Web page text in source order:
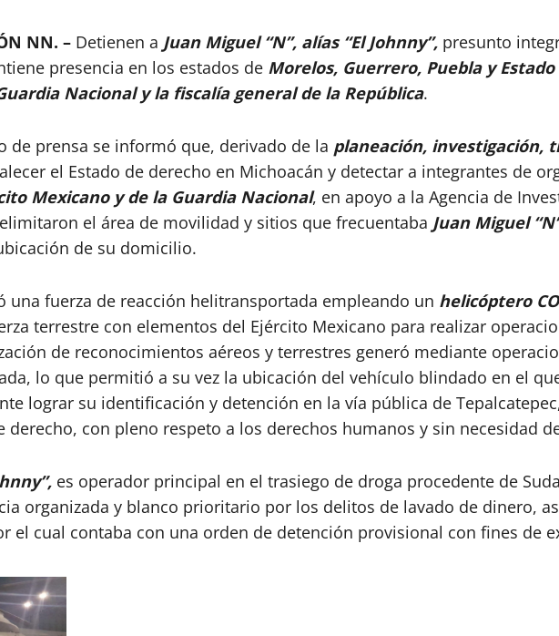
NN. – Detienen a Juan Miguel “N”, alías “El Johnny”, presunto
presencia en los estados de Morelos, Guerrero, Puebla y
Nacional y la fiscalía general de la República.
de prensa se informó que, derivado de la planeación, investigación,
el Estado de derecho en Michoacán y detectar a integrantes de
Mexicano y de la Guardia Nacional, en apoyo a la Agencia de
el área de movilidad y sitios que frecuentaba Juan Miguel
de su domicilio.
una fuerza de reacción helitransportada empleando un helicóptero
terrestre con elementos del Ejército Mexicano para realizar
de reconocimientos aéreos y terrestres generó mediante
lo que permitió a su vez la ubicación del vehículo blindado en el que
lograr su identificación y detención en la vía pública de
derecho, con pleno respeto a los derechos humanos y sin necesidad
es operador principal en el trasiego de droga procedente de
organizada y blanco prioritario por los delitos de lavado de dinero,
el cual contaba con una orden de detención provisional con fines de